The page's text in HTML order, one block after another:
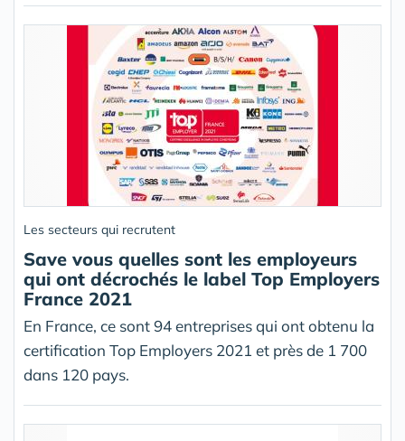
Les secteurs qui recrutent
Save vous quelles sont les employeurs
qui ont décrochés le label Top Employers
France 2021
En France, ce sont 94 entreprises qui ont obtenu la
certification Top Employers 2021 et près de 1 700
dans 120 pays.